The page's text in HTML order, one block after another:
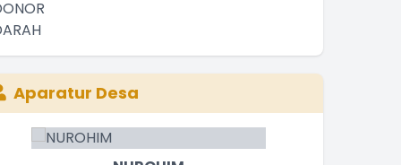
Aparatur Desa